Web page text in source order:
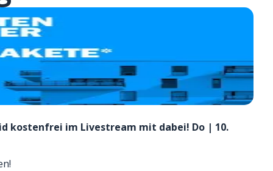
kostenfrei im Livestream mit dabei! Do | 10.